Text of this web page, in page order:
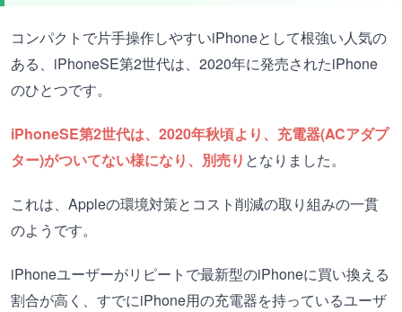
コンパクトで片手操作しやすいiPhoneとして根強い人気の
ある、iPhoneSE第2世代は、2020年に発売されたiPhone
のひとつです。
iPhoneSE第2世代は、2020年秋頃より、充電器(ACアダプ
ター)がついてない様になり、別売り となりました。
これは、Appleの環境対策とコスト削減の取り組みの一貫
のようです。
iPhoneユーザーがリピートで最新型のiPhoneに買い換える
割合が高く、すでにiPhone用の充電器を持っているユーザ